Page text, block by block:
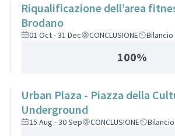
Riqualificazione dell’area
Brodano
01 Oct - 31 Dec CONCLUSIONE
100%
Urban Plaza - Piazza della
Underground
15 Aug - 30 Sep CONCLUSIONE